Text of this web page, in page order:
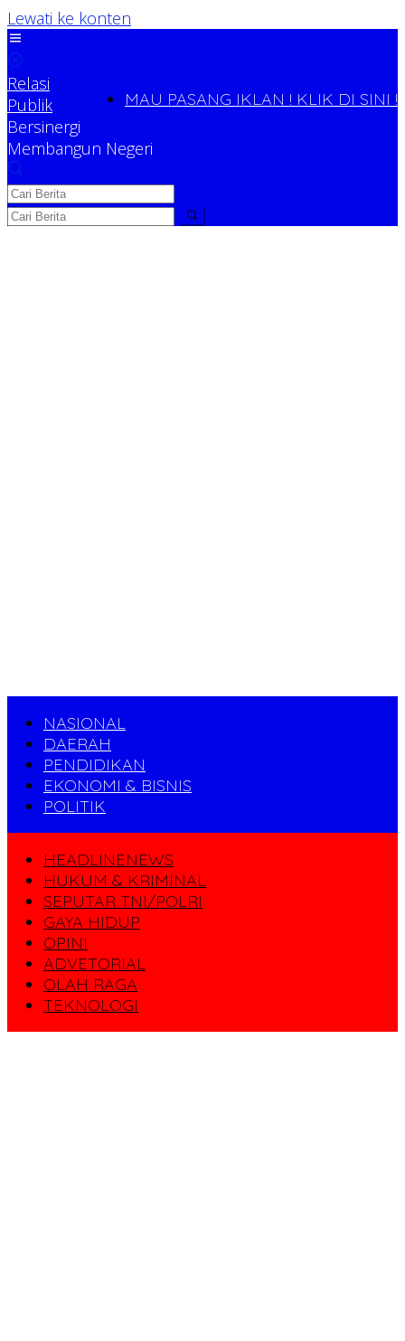
Lewati ke konten
MAU PASANG IKLAN ! KLIK DI SINI !
Relasi
Publik
Bersinergi
Membangun Negeri
NASIONAL
DAERAH
PENDIDIKAN
EKONOMI & BISNIS
POLITIK
HEADLINENEWS
HUKUM & KRIMINAL
SEPUTAR TNI/POLRI
GAYA HIDUP
OPINI
ADVETORIAL
OLAH RAGA
TEKNOLOGI